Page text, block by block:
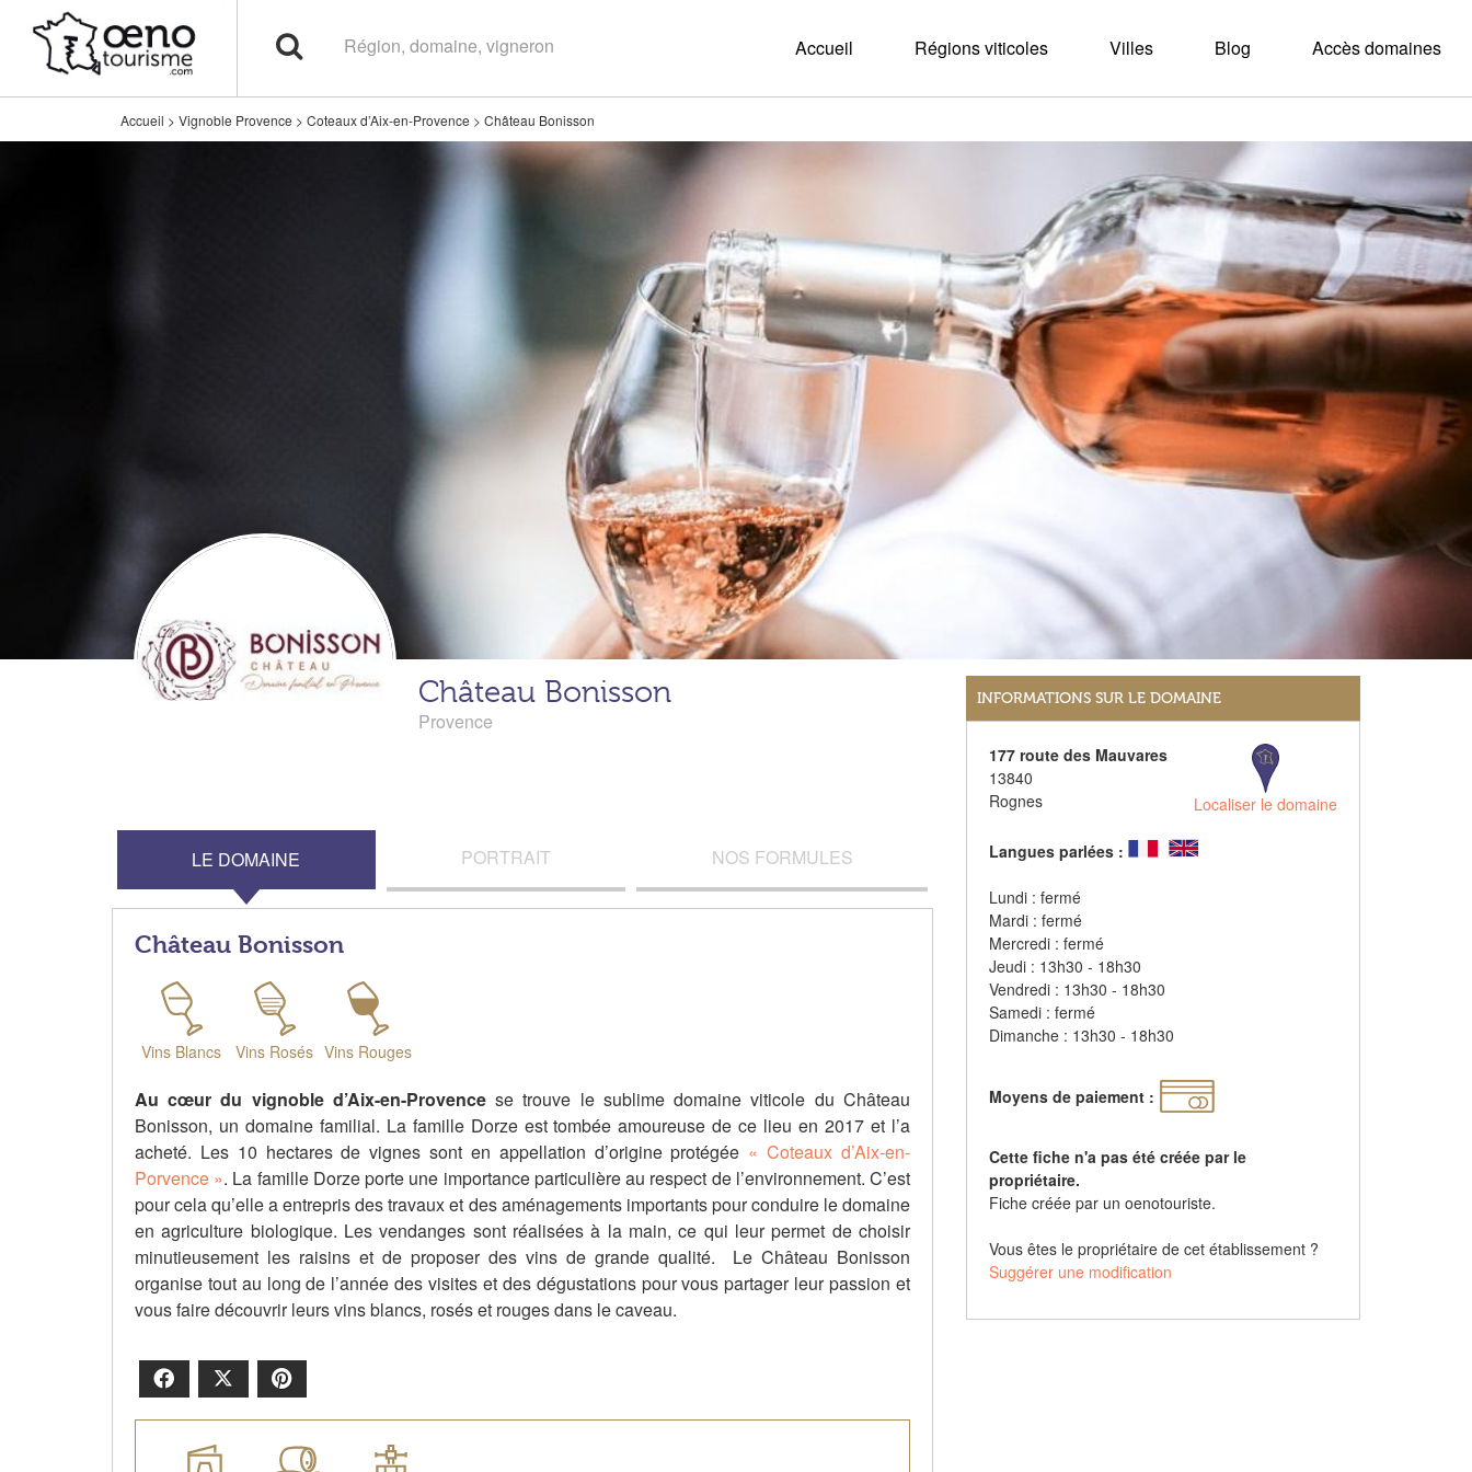
Accueil Régions viticoles Villes Blog Accès domaines
Accueil > Vignoble Provence > Coteaux d’Aix-en-Provence > Château Bonisson
Château Bonisson
Provence
LE DOMAINE PORTRAIT NOS FORMULES
Château Bonisson
Vins Blancs Vins Rosés Vins Rouges
Au cœur du vignoble d’Aix-en-Provence se trouve le sublime domaine viticole du Château
Bonisson, un domaine familial. La famille Dorze est tombée amoureuse de ce lieu en 2017 et l’a
acheté. Les 10 hectares de vignes sont en appellation d’origine protégée « Coteaux d’Aix-en-
Porvence ». La famille Dorze porte une importance particulière au respect de l’environnement. C’est
pour cela qu’elle a entrepris des travaux et des aménagements importants pour conduire le domaine
en agriculture biologique. Les vendanges sont réalisées à la main, ce qui leur permet de choisir
minutieusement les raisins et de proposer des vins de grande qualité. Le Château Bonisson
organise tout au long de l’année des visites et des dégustations pour vous partager leur passion et
vous faire découvrir leurs vins blancs, rosés et rouges dans le caveau.
Facebook
INFORMATIONS SUR LE DOMAINE
177 route des Mauvares
13840
Rognes
Localiser le domaine
Langues parlées :
Lundi : fermé
Mardi : fermé
Mercredi : fermé
Jeudi : 13h30 - 18h30
Vendredi : 13h30 - 18h30
Samedi : fermé
Dimanche : 13h30 - 18h30
Moyens de paiement :
Cette fiche n'a pas été créée par le
propriétaire.
Fiche créée par un oenotouriste.
Vous êtes le propriétaire de cet établissement ?
Suggérer une modification